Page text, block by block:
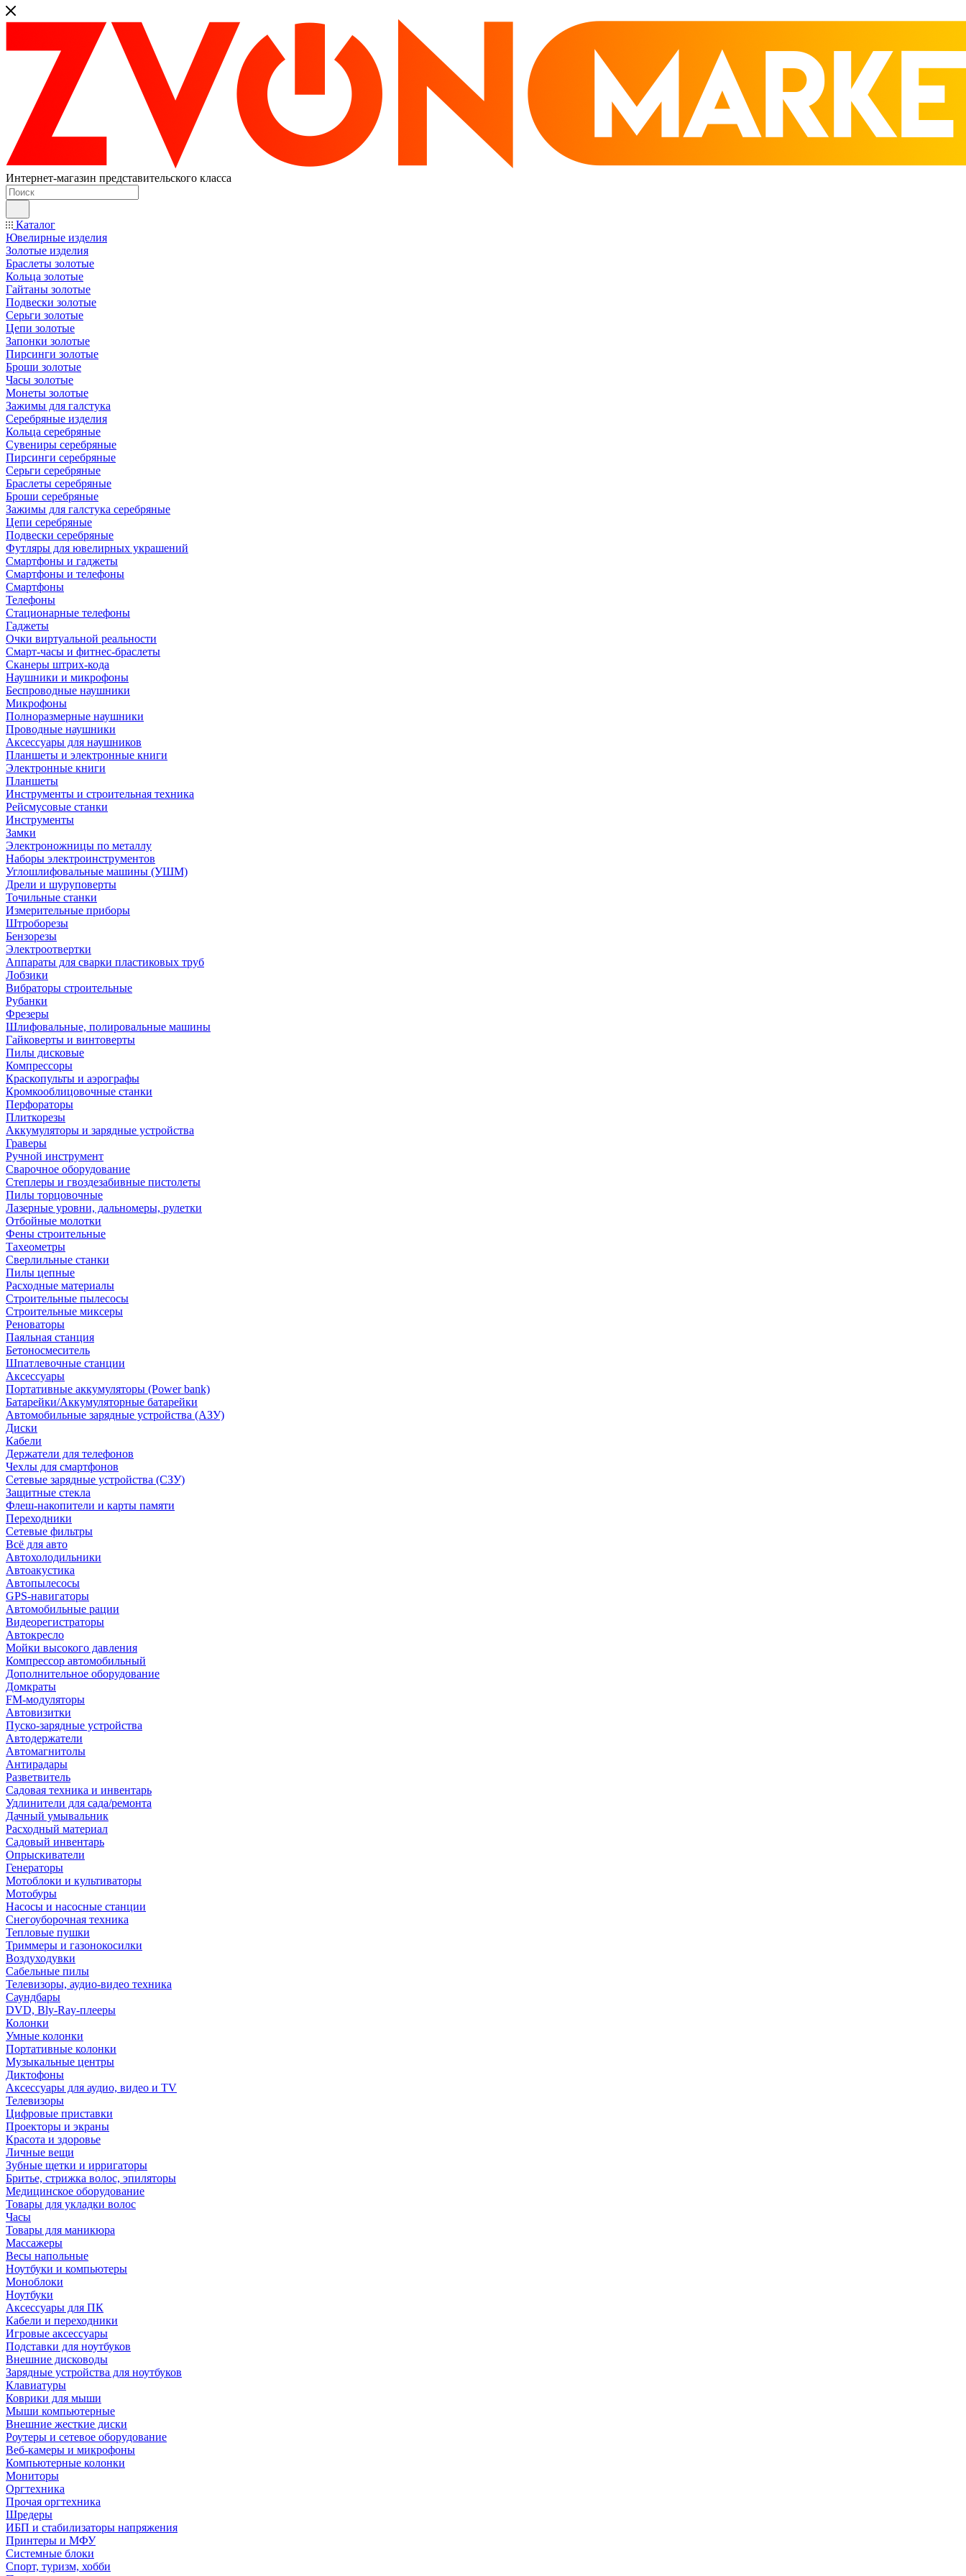
Интернет-магазин представительского класса
Каталог
Ювелирные изделия
Золотые изделия
Браслеты золотые
Кольца золотые
Гайтаны золотые
Подвески золотые
Серьги золотые
Цепи золотые
Запонки золотые
Пирсинги золотые
Броши золотые
Часы золотые
Монеты золотые
Зажимы для галстука
Серебряные изделия
Кольца серебряные
Сувениры серебряные
Пирсинги серебряные
Серьги серебряные
Браслеты серебряные
Броши серебряные
Зажимы для галстука серебряные
Цепи серебряные
Подвески серебряные
Футляры для ювелирных украшений
Смартфоны и гаджеты
Смартфоны и телефоны
Смартфоны
Телефоны
Стационарные телефоны
Гаджеты
Очки виртуальной реальности
Смарт-часы и фитнес-браслеты
Сканеры штрих-кода
Наушники и микрофоны
Беспроводные наушники
Микрофоны
Полноразмерные наушники
Проводные наушники
Аксессуары для наушников
Планшеты и электронные книги
Электронные книги
Планшеты
Инструменты и строительная техника
Рейсмусовые станки
Инструменты
Замки
Электроножницы по металлу
Наборы электроинструментов
Углошлифовальные машины (УШМ)
Дрели и шуруповерты
Точильные станки
Измерительные приборы
Штроборезы
Бензорезы
Электроотвертки
Аппараты для сварки пластиковых труб
Лобзики
Вибраторы строительные
Рубанки
Фрезеры
Шлифовальные, полировальные машины
Гайковерты и винтоверты
Пилы дисковые
Компрессоры
Краскопульты и аэрографы
Кромкооблицовочные станки
Перфораторы
Плиткорезы
Аккумуляторы и зарядные устройства
Граверы
Ручной инструмент
Сварочное оборудование
Степлеры и гвоздезабивные пистолеты
Пилы торцовочные
Лазерные уровни, дальномеры, рулетки
Отбойные молотки
Фены строительные
Тахеометры
Сверлильные станки
Пилы цепные
Расходные материалы
Строительные пылесосы
Строительные миксеры
Реноваторы
Паяльная станция
Бетоносмеситель
Шпатлевочные станции
Аксессуары
Портативные аккумуляторы (Power bank)
Батарейки/Аккумуляторные батарейки
Автомобильные зарядные устройства (АЗУ)
Диски
Кабели
Держатели для телефонов
Чехлы для смартфонов
Сетевые зарядные устройства (СЗУ)
Защитные стекла
Флеш-накопители и карты памяти
Переходники
Сетевые фильтры
Всё для авто
Автохолодильники
Автоакустика
Автопылесосы
GPS-навигаторы
Автомобильные рации
Видеорегистраторы
Автокресло
Мойки высокого давления
Компрессор автомобильный
Дополнительное оборудование
Домкраты
FM-модуляторы
Автовизитки
Пуско-зарядные устройства
Автодержатели
Автомагнитолы
Антирадары
Разветвитель
Садовая техника и инвентарь
Удлинители для сада/ремонта
Дачный умывальник
Расходный материал
Садовый инвентарь
Опрыскиватели
Генераторы
Мотоблоки и культиваторы
Мотобуры
Насосы и насосные станции
Снегоуборочная техника
Тепловые пушки
Триммеры и газонокосилки
Воздуходувки
Сабельные пилы
Телевизоры, аудио-видео техника
Саундбары
DVD, Bly-Ray-плееры
Колонки
Умные колонки
Портативные колонки
Музыкальные центры
Диктофоны
Аксессуары для аудио, видео и TV
Телевизоры
Цифровые приставки
Проекторы и экраны
Красота и здоровье
Личные вещи
Зубные щетки и ирригаторы
Бритье, стрижка волос, эпиляторы
Медицинское оборудование
Товары для укладки волос
Часы
Товары для маникюра
Массажеры
Весы напольные
Ноутбуки и компьютеры
Моноблоки
Ноутбуки
Аксессуары для ПК
Кабели и переходники
Игровые аксессуары
Подставки для ноутбуков
Внешние дисководы
Зарядные устройства для ноутбуков
Клавиатуры
Коврики для мыши
Мыши компьютерные
Внешние жесткие диски
Роутеры и сетевое оборудование
Веб-камеры и микрофоны
Компьютерные колонки
Мониторы
Оргтехника
Прочая оргтехника
Шредеры
ИБП и стабилизаторы напряжения
Принтеры и МФУ
Системные блоки
Спорт, туризм, хобби